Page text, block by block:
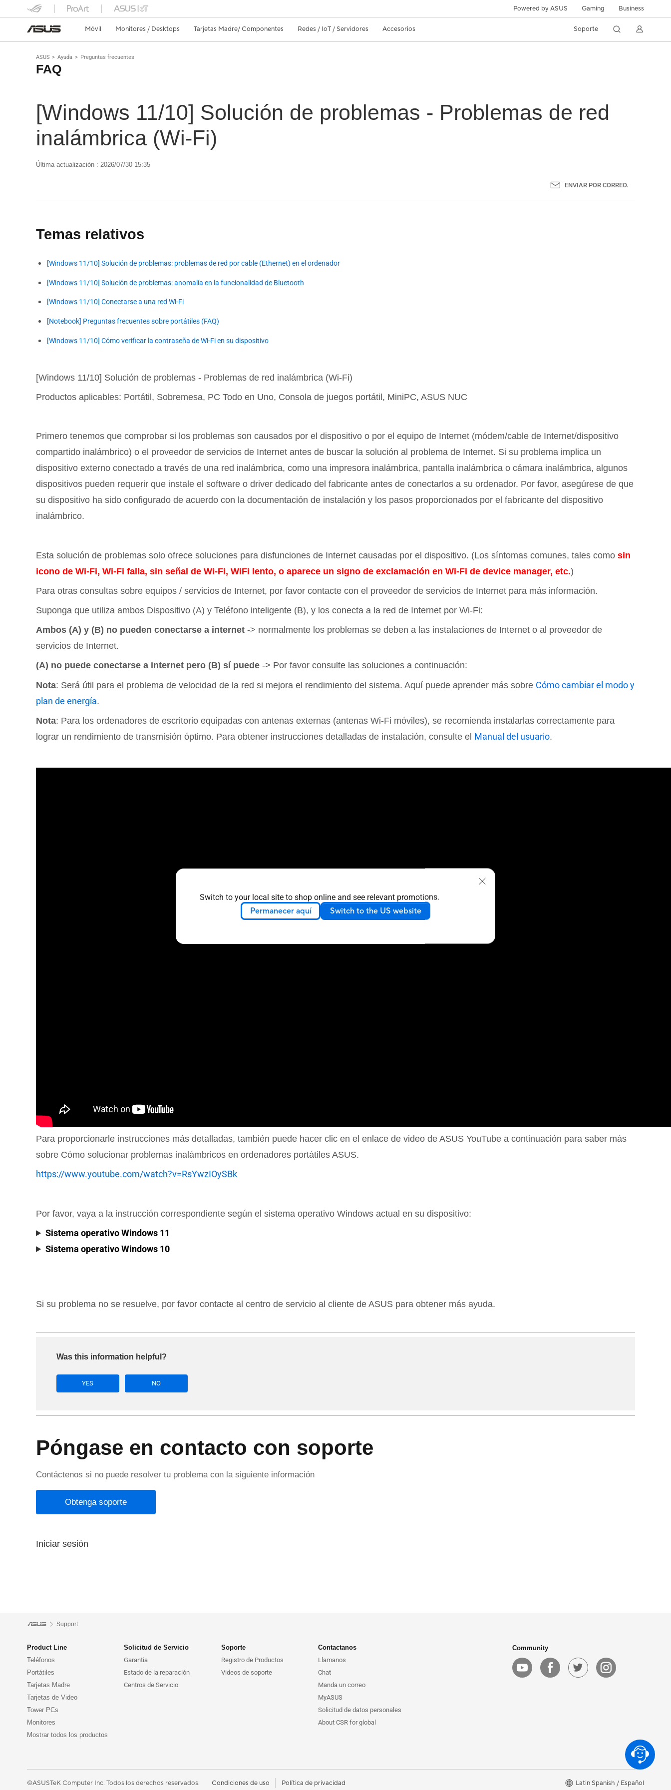
Switch to your local site to shop online and see relevant promotions.
Permanecer aquí Switch to the US website
Powered by ASUS Gaming Business
Móvil Monitores / Desktops Tarjetas Madre/ Componentes Redes / IoT / Servidores Accesorios Soporte
ASUS Ayuda Preguntas frecuentes
FAQ
[Windows 11/10] Solución de problemas - Problemas de red
inalámbrica (Wi-Fi)
Última actualización : 2026/07/30 15:35
ENVIAR POR CORREO.
Temas relativos
[Windows 11/10] Solución de problemas: problemas de red por cable (Ethernet) en el ordenador
[Windows 11/10] Solución de problemas: anomalía en la funcionalidad de Bluetooth
[Windows 11/10] Conectarse a una red Wi-Fi
[Notebook] Preguntas frecuentes sobre portátiles (FAQ)
[Windows 11/10] Cómo verificar la contraseña de Wi-Fi en su dispositivo
[Windows 11/10] Solución de problemas - Problemas de red inalámbrica (Wi-Fi)
Productos aplicables: Portátil, Sobremesa, PC Todo en Uno, Consola de juegos portátil, MiniPC, ASUS NUC
Primero tenemos que comprobar si los problemas son causados por el dispositivo o por el equipo de Internet (módem/cable de Internet/dispositivo
compartido inalámbrico) o el proveedor de servicios de Internet antes de buscar la solución al problema de Internet. Si su problema implica un
dispositivo externo conectado a través de una red inalámbrica, como una impresora inalámbrica, pantalla inalámbrica o cámara inalámbrica, algunos
dispositivos pueden requerir que instale el software o driver dedicado del fabricante antes de conectarlos a su ordenador. Por favor, asegúrese de que
su dispositivo ha sido configurado de acuerdo con la documentación de instalación y los pasos proporcionados por el fabricante del dispositivo
inalámbrico.
Esta solución de problemas solo ofrece soluciones para disfunciones de Internet causadas por el dispositivo. (Los síntomas comunes, tales como sin
icono de Wi-Fi, Wi-Fi falla, sin señal de Wi-Fi, WiFi lento, o aparece un signo de exclamación en Wi-Fi de device manager, etc.)
Para otras consultas sobre equipos / servicios de Internet, por favor contacte con el proveedor de servicios de Internet para más información.
Suponga que utiliza ambos Dispositivo (A) y Teléfono inteligente (B), y los conecta a la red de Internet por Wi-Fi:
Ambos (A) y (B) no pueden conectarse a internet -> normalmente los problemas se deben a las instalaciones de Internet o al proveedor de
servicios de Internet.
(A) no puede conectarse a internet pero (B) sí puede -> Por favor consulte las soluciones a continuación:
Nota: Será útil para el problema de velocidad de la red si mejora el rendimiento del sistema. Aquí puede aprender más sobre Cómo cambiar el modo y
plan de energía.
Nota: Para los ordenadores de escritorio equipadas con antenas externas (antenas Wi-Fi móviles), se recomienda instalarlas correctamente para
lograr un rendimiento de transmisión óptimo. Para obtener instrucciones detalladas de instalación, consulte el Manual del usuario.
Para proporcionarle instrucciones más detalladas, también puede hacer clic en el enlace de video de ASUS YouTube a continuación para saber más
sobre Cómo solucionar problemas inalámbricos en ordenadores portátiles ASUS.
https://www.youtube.com/watch?v=RsYwzIOySBk
Por favor, vaya a la instrucción correspondiente según el sistema operativo Windows actual en su dispositivo:
Sistema operativo Windows 11
Sistema operativo Windows 10
Si su problema no se resuelve, por favor contacte al centro de servicio al cliente de ASUS para obtener más ayuda.
Was this information helpful?
YES NO
Póngase en contacto con soporte
Contáctenos si no puede resolver tu problema con la siguiente información
Obtenga soporte
Iniciar sesión
Support
Product Line
Teléfonos
Portátiles
Tarjetas Madre
Tarjetas de Video
Tower PCs
Monitores
Mostrar todos los productos
Solicitud de Servicio
Garantia
Estado de la reparación
Centros de Servicio
Soporte
Registro de Productos
Videos de soporte
Contactanos
Llamanos
Chat
Manda un correo
MyASUS
Solicitud de datos personales
About CSR for global
Community
Latin Spanish / Español
©ASUSTeK Computer Inc. Todos los derechos reservados. Condiciones de uso Política de privacidad